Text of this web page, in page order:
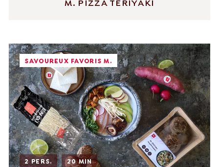
M. PIZZA TERIYAKI
SAVOUREUX FAVORIS M.
2 PERS. 20 MIN